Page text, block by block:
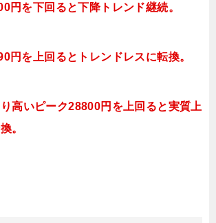
円を下回ると下降トレンド継続。
円を上 回ると トレンドレスに転換。
高いピーク28800円を上 回ると実質上
。